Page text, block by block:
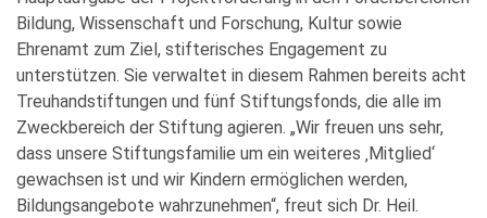
Bildung, Wissenschaft und Forschung, Kultur sowie
Ehrenamt zum Ziel, stifterisches Engagement zu
unterstützen. Sie verwaltet in diesem Rahmen bereits acht
Treuhandstiftungen und fünf Stiftungsfonds, die alle im
Zweckbereich der Stiftung agieren. „Wir freuen uns sehr,
dass unsere Stiftungsfamilie um ein weiteres ‚Mitglied‘
gewachsen ist und wir Kindern ermöglichen werden,
Bildungsangebote wahrzunehmen“, freut sich Dr. Heil.